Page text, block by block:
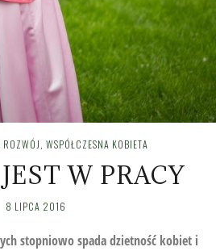
ROZWÓJ, WSPÓŁCZESNA KOBIETA
W PRACY
8 LIPCA 2016
stopniowo spada dzietność kobiet i